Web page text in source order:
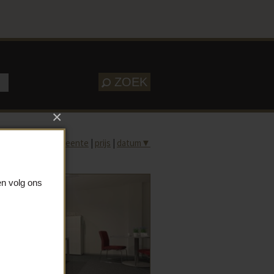
×
ZOEK
gemeente | prijs | datum ▼